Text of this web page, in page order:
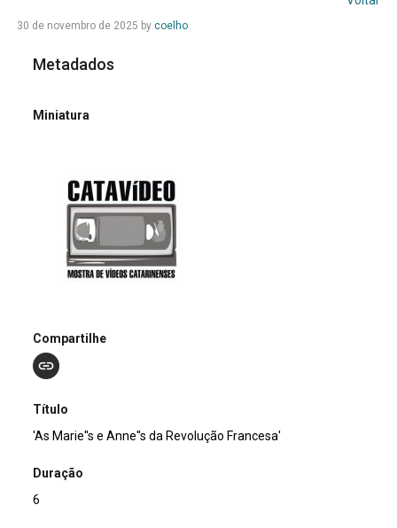
30 de novembro de 2025 by coelho
Metadados
Miniatura
Compartilhe
Título
'As Marie''s e Anne''s da Revolução Francesa'
Duração
6